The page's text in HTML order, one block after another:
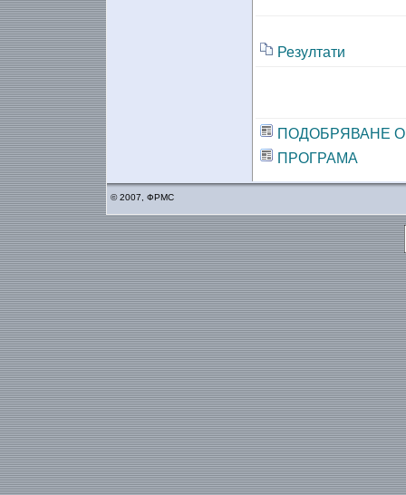
Резултати
ПОДОБРЯВАНЕ
ПРОГРАМА
© 2007, ФРМС